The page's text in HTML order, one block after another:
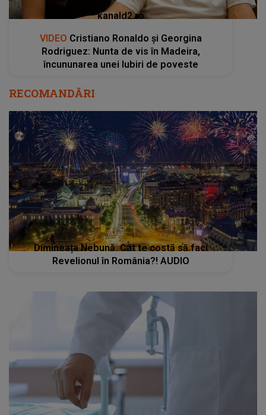
kanald2.ro
VIDEO Cristiano Ronaldo și Georgina
Rodriguez: Nunta de vis în Madeira,
încununarea unei Iubiri de poveste
RECOMANDĂRI
Dimineața Nebună. Cât te costă să faci
Revelionul în România?! AUDIO